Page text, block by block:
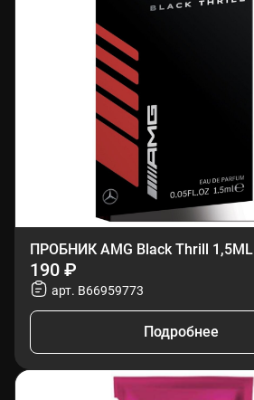
ПРОБНИК AMG Black Thrill 1,5ML
190 ₽
арт. B66959773
Подробнее